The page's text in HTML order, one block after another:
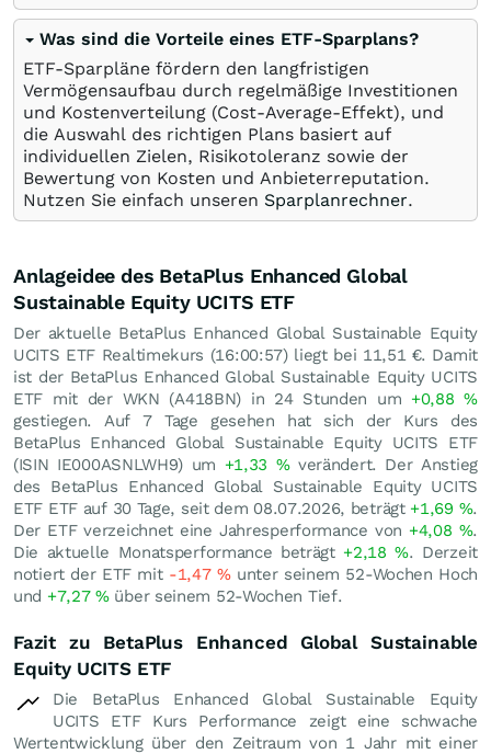
Was sind die Vorteile eines ETF-Sparplans?
ETF-Sparpläne fördern den langfristigen
Vermögensaufbau durch regelmäßige Investitionen
und Kostenverteilung (Cost-Average-Effekt), und
die Auswahl des richtigen Plans basiert auf
individuellen Zielen, Risikotoleranz sowie der
Bewertung von Kosten und Anbieterreputation.
Nutzen Sie einfach unseren Sparplanrechner.
Anlageidee des BetaPlus Enhanced Global
Sustainable Equity UCITS ETF
Der aktuelle BetaPlus Enhanced Global Sustainable Equity
UCITS ETF Realtimekurs (16:00:57) liegt bei 11,51 €. Damit
ist der BetaPlus Enhanced Global Sustainable Equity UCITS
ETF mit der WKN (A418BN) in 24 Stunden um +0,88%
gestiegen. Auf 7 Tage gesehen hat sich der Kurs des
BetaPlus Enhanced Global Sustainable Equity UCITS ETF
(ISIN IE000ASNLWH9) um +1,33 %verändert. Der Anstieg
des BetaPlus Enhanced Global Sustainable Equity UCITS
ETF ETF auf 30 Tage, seit dem 08.07.2026, beträgt +1,69 %.
Der ETF verzeichnet eine Jahresperformance von +4,08 %.
Die aktuelle Monatsperformance beträgt +2,18%. Derzeit
notiert der ETF mit -1,47 %unter seinem 52-Wochen Hoch
und +7,27%über seinem 52-Wochen Tief.
Fazit zu BetaPlus Enhanced Global Sustainable
Equity UCITS ETF
Die BetaPlus Enhanced Global Sustainable Equity
UCITS ETF Kurs Performance zeigt eine schwache
Wertentwicklung über den Zeitraum von 1 Jahr mit einer